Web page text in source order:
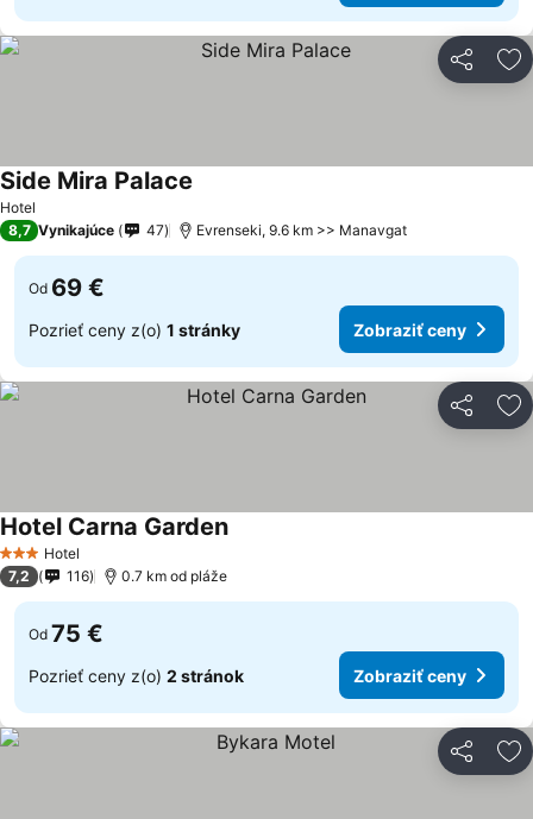
Zdieľať
Hotel
Side Mira Palace
8,7 Vynikajúce 47 Evrenseki, 9.6 km >> Manavgat
Od 69 €
Pozrieť ceny z(o) 1 stránky Zobraziť ceny
Zdieľať
3 Počet hviezdičiek
Hotel
Hotel Carna Garden
7,2 116 0.7 km od pláže
Od 75 €
Pozrieť ceny z(o) 2 stránok Zobraziť ceny
Zdieľať